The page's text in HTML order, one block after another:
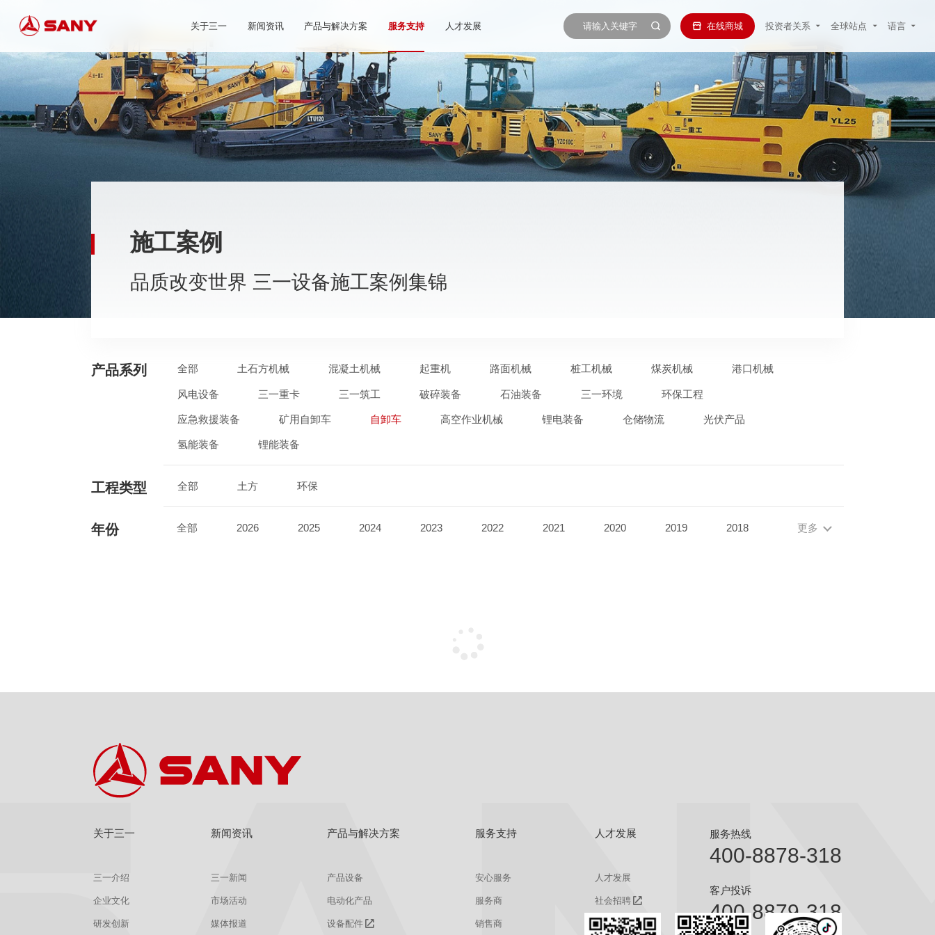
关于三一 新闻资讯 产品与解决方案 服务支持 人才发展 在线商城 投资者关系 全球站点 语言
施工案例
品质改变世界 三一设备施工案例集锦
产品系列 全部 土石方机械 混凝土机械 起重机 路面机械 桩工机械 煤炭机械 港口机械
风电设备 三一重卡 三一筑工 破碎装备 石油装备 三一环境 环保工程
应急救援装备 矿用自卸车 自卸车 高空作业机械 锂电装备 仓储物流 光伏产品
氢能装备 锂能装备
工程类型 全部 土方 环保
年份 全部 2026 2025 2024 2023 2022 2021 2020 2019 2018 更多
关于三一
三一介绍
企业文化
研发创新
新闻资讯
三一新闻
市场活动
媒体报道
产品与解决方案
产品设备
电动化产品
设备配件
服务支持
安心服务
服务商
销售商
人才发展
人才发展
社会招聘
校园招聘
服务热线
400-8878-318
客户投诉
400-8879-318